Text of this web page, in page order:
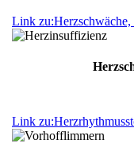
Link
Link